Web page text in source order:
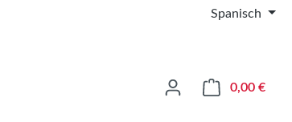
Spanisch
0,00 €El